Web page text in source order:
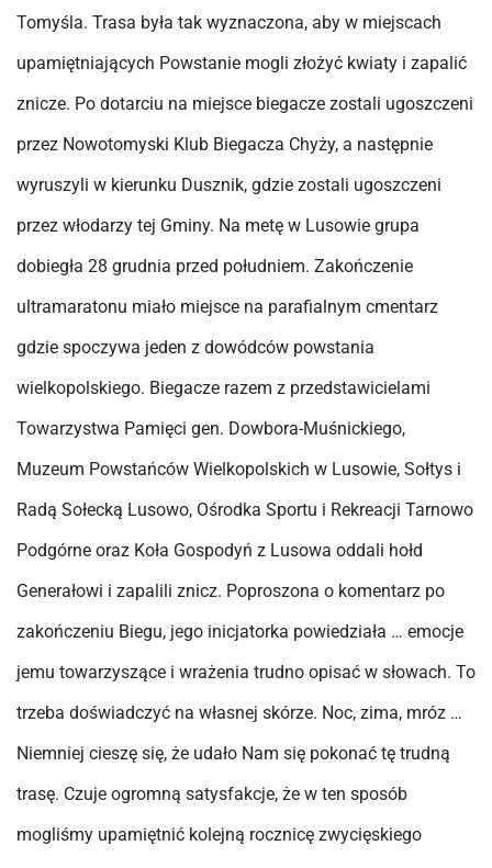
Tomyśla. Trasa była tak wyznaczona, aby w miejscach
upamiętniających Powstanie mogli złożyć kwiaty i zapalić
znicze. Po dotarciu na miejsce biegacze zostali ugoszczeni
przez Nowotomyski Klub Biegacza Chyży, a następnie
wyruszyli w kierunku Dusznik, gdzie zostali ugoszczeni
przez włodarzy tej Gminy. Na metę w Lusowie grupa
dobiegła 28 grudnia przed południem. Zakończenie
ultramaratonu miało miejsce na parafialnym cmentarz
gdzie spoczywa jeden z dowódców powstania
wielkopolskiego. Biegacze razem z przedstawicielami
Towarzystwa Pamięci gen. Dowbora-Muśnickiego,
Muzeum Powstańców Wielkopolskich w Lusowie, Sołtys i
Radą Sołecką Lusowo, Ośrodka Sportu i Rekreacji Tarnowo
Podgórne oraz Koła Gospodyń z Lusowa oddali hołd
Generałowi i zapalili znicz. Poproszona o komentarz po
zakończeniu Biegu, jego inicjatorka powiedziała … emocje
jemu towarzyszące i wrażenia trudno opisać w słowach. To
trzeba doświadczyć na własnej skórze. Noc, zima, mróz …
Niemniej cieszę się, że udało Nam się pokonać tę trudną
trasę. Czuje ogromną satysfakcje, że w ten sposób
mogliśmy upamiętnić kolejną rocznicę zwycięskiego